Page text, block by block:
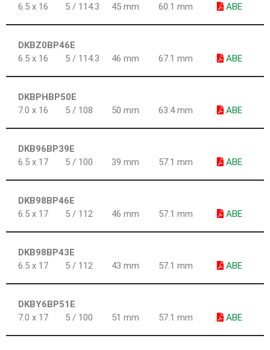
6.5 x 16
5 / 114.3 45 mm 60.1 mm ABE
DKBZ0BP46E
6.5 x 16
5 / 114.3 46 mm 67.1 mm ABE
DKBPHBP50E
7.0 x 16
5 / 108 50 mm 63.4 mm ABE
DKB96BP39E
6.5 x 17
5 / 100 39 mm 57.1 mm ABE
DKB98BP46E
6.5 x 17
5 / 112 46 mm 57.1 mm ABE
DKB98BP43E
6.5 x 17
5 / 112 43 mm 57.1 mm ABE
DKBY6BP51E
7.0 x 17
5 / 100 51 mm 57.1 mm ABE